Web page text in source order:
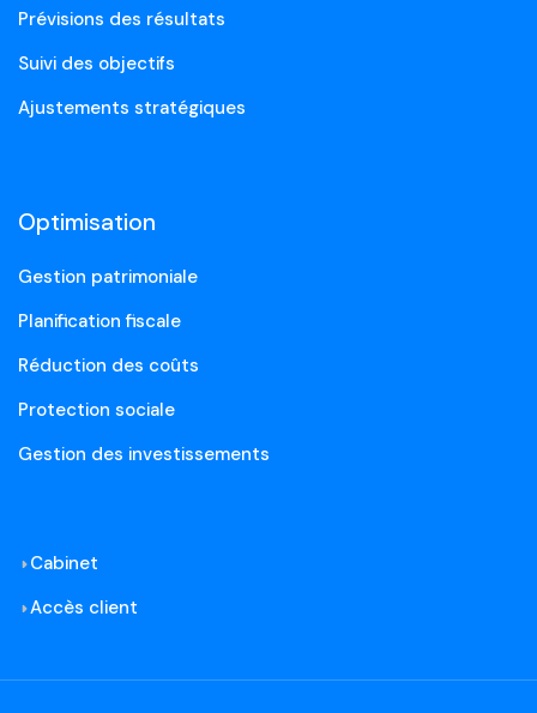
Prévisions des résultats
Suivi des objectifs
Ajustements stratégiques
Optimisation
Gestion patrimoniale
Planification fiscale
Réduction des coûts
Protection sociale
Gestion des investissements
Cabinet
Accès client